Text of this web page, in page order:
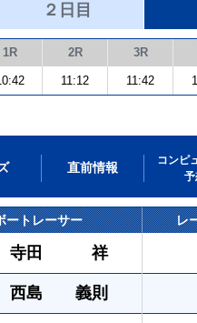
２日目
1R 2R 3R
11:12 11:42
直前情報
コンピ
予
ートレーサー レ
寺田 祥
西島 義則